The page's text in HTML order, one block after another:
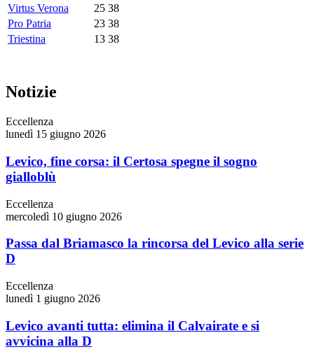
Virtus Verona
25 38
Pro Patria
23 38
Triestina
13 38
Notizie
Eccellenza
lunedì 15 giugno 2026
Levico, fine corsa: il Certosa spegne il sogno
gialloblù
Eccellenza
mercoledì 10 giugno 2026
Passa dal Briamasco la rincorsa del Levico alla serie
D
Eccellenza
lunedì 1 giugno 2026
Levico avanti tutta: elimina il Calvairate e si
avvicina alla D